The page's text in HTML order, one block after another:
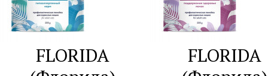
FLORIDA
FLORIDA